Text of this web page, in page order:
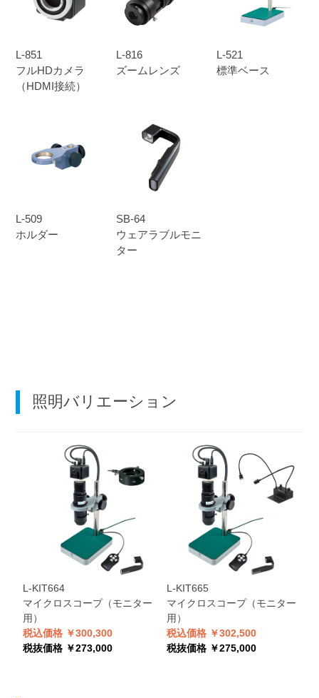
L-851
フルHDカメラ
（HDMI接続）
L-816
ズームレンズ
L-521
標準ベース
L-509
ホルダー
SB-64
ウェアラブルモニ
ター
照明バリエーション
L-KIT664
マイクロスコープ（モニター
用）
税込価格 ￥300,300
税抜価格 ￥273,000
L-KIT665
マイクロスコープ（モニター
用）
税込価格 ￥302,500
税抜価格 ￥275,000